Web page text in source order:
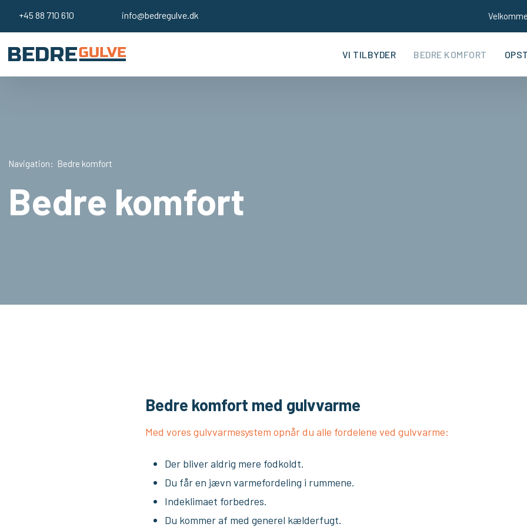
+45 ​88 710 610 info@bedregulve.dk
VI TILBYDER BEDRE KOMFORT
Navigation: Bedre komfort
Bedre komfort​
Bedre komfort med gulvvarme
Med vores gulvvarmesystem opnår du alle fordelene ved gulvvarme:
Der bliver aldrig mere fodkoldt.
Du får en jævn varmefordeling i rummene.
Indeklimaet forbedres.
Du kommer af med generel kælderfugt.